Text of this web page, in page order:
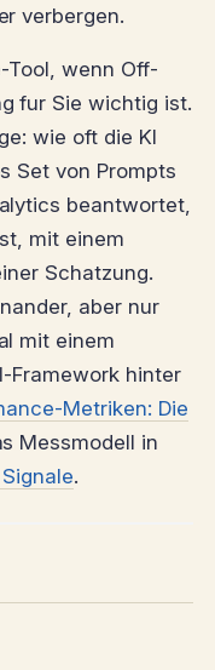
verbergen.
Tool, wenn Off-
fur Sie wichtig ist.
wie oft die KI
Set von Prompts
beantwortet,
mit einem
Schatzung.
aber nur
mit einem
Framework hinter
Metriken: Die
Messmodell in
.